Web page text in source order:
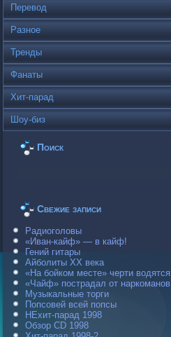
Перевод
Разное
Тренды
Фанаты
Хит-парад
Шоу-биз
Поиск
Свежие записи
Радиоголовы
«Иван-кайф» — в кайф!
Гений гитары
Айболиты ХХ века
«На бойком месте» черти водятся
«Чайф» пострадал от наркоманов
Музыкальные торги
Попсовей всей попсы
НЕхит-парад 1998
Обзор CD 1998